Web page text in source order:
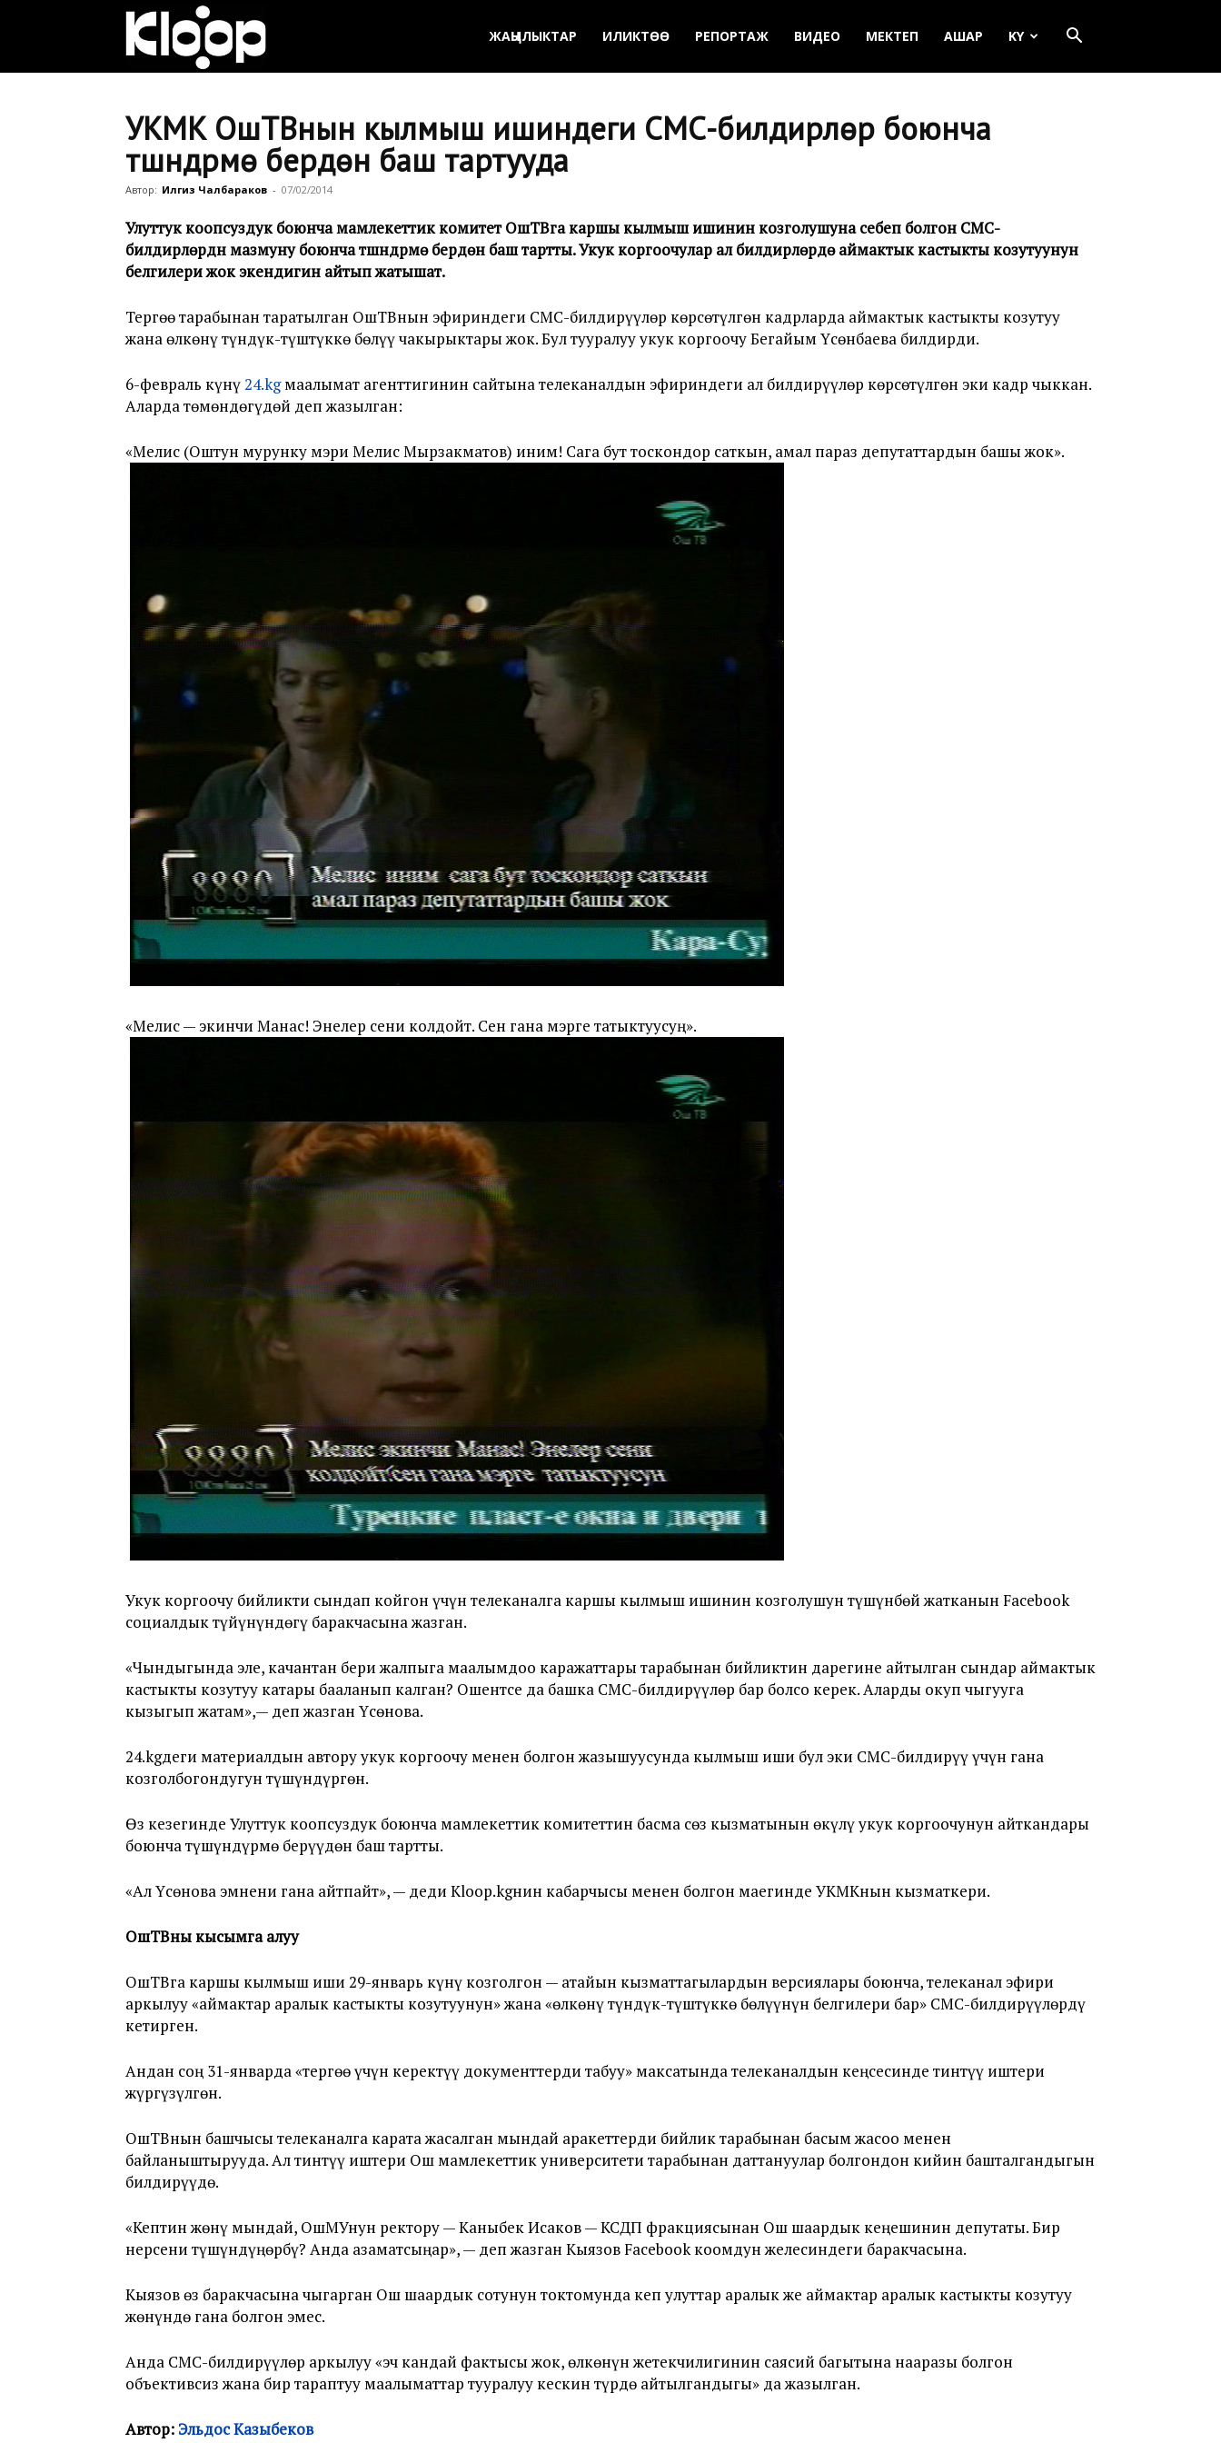
Кыргызстан
жаңылыктары
ЖАҢЫЛЫКТАР ИЛИКТӨӨ РЕПОРТАЖ ВИДЕО МЕКТЕП АШАР KY
УКМК ОшТВнын кылмыш ишиндеги СМС-билдирүүлөр боюнча
түшүндүрмө берүүдөн баш тартууда
Автор: Илгиз Чалбараков - 07/02/2014
Улуттук коопсуздук боюнча мамлекеттик комитет ОшТВга каршы кылмыш ишинин козголушуна себеп болгон СМС-
билдирүүлөрдүн мазмуну боюнча түшүндүрмө берүүдөн баш тартты. Укук коргоочулар ал билдирүүлөрдө аймактык кастыкты козутуунун
белгилери жок экендигин айтып жатышат.
Тергөө тарабынан таратылган ОшТВнын эфириндеги СМС-билдирүүлөр көрсөтүлгөн кадрларда аймактык кастыкты козутуу
жана өлкөнү түндүк-түштүккө бөлүү чакырыктары жок. Бул тууралуу укук коргоочу Бегайым Үсөнбаева билдирди.
6-февраль күнү24.kgмаалымат агенттигинин сайтына телеканалдын эфириндеги ал билдирүүлөр көрсөтүлгөн эки кадр чыккан.
Аларда төмөндөгүдөй деп жазылган:
«Мелис (Оштун мурунку мэри Мелис Мырзакматов) иним! Сага бут тоскондор саткын, амал параз депутаттардын башы жок».
«Мелис — экинчи Манас! Энелер сени колдойт. Сен гана мэрге татыктуусуң».
Укук коргоочу бийликти сындап койгон үчүн телеканалга каршы кылмыш ишинин козголушун түшүнбөй жатканын Facebook
социалдык түйүнүндөгү баракчасына жазган.
«Чындыгында эле, качантан бери жалпыга маалымдоо каражаттары тарабынан бийликтин дарегине айтылган сындар аймактык
кастыкты козутуу катары бааланып калган? Ошентсе да башка СМС-билдирүүлөр бар болсо керек. Аларды окуп чыгууга
кызыгып жатам»,— деп жазган Үсөнова.
24.kgдеги материалдын автору укук коргоочу менен болгон жазышуусунда кылмыш иши бул эки СМС-билдирүү үчүн гана
козголбогондугун түшүндүргөн.
Өз кезегинде Улуттук коопсуздук боюнча мамлекеттик комитеттин басма сөз кызматынын өкүлү укук коргоочунун айткандары
боюнча түшүндүрмө берүүдөн баш тартты.
«Ал Үсөнова эмнени гана айтпайт», — деди Kloop.kgнин кабарчысы менен болгон маегинде УКМКнын кызматкери.
ОшТВны кысымга алуу
ОшТВга каршы кылмыш иши 29-январь күнү козголгон — атайын кызматтагылардын версиялары боюнча, телеканал эфири
аркылуу «аймактар аралык кастыкты козутуунун» жана «өлкөнү түндүк-түштүккө бөлүүнүн белгилери бар» СМС-билдирүүлөрдү
кетирген.
Андан соң 31-январда «тергөө үчүн керектүү документтерди табуу» максатында телеканалдын кеңсесинде тинтүү иштери
жүргүзүлгөн.
ОшТВнын башчысы телеканалга карата жасалган мындай аракеттерди бийлик тарабынан басым жасоо менен
байланыштырууда. Ал тинтүү иштери Ош мамлекеттик университети тарабынан даттануулар болгондон кийин башталгандыгын
билдирүүдө.
«Кептин жөнү мындай, ОшМУнун ректору — Каныбек Исаков — КСДП фракциясынан Ош шаардык кеңешинин депутаты. Бир
нерсени түшүндүңөрбү? Анда азаматсыңар», — деп жазган Кыязов Facebook коомдун желесиндеги баракчасына.
Кыязов өз баракчасына чыгарган Ош шаардык сотунун токтомунда кеп улуттар аралык же аймактар аралык кастыкты козутуу
жөнүндө гана болгон эмес.
Анда СМС-билдирүүлөр аркылуу «эч кандай фактысы жок, өлкөнүн жетекчилигинин саясий багытына нааразы болгон
объективсиз жана бир тараптуу маалыматтар тууралуу кескин түрдө айтылгандыгы» да жазылган.
Автор: Эльдос Казыбеков